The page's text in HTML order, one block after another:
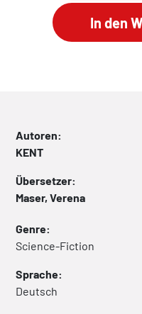
Autoren:
KENT
Übersetzer:
Maser, Verena
Genre:
Science-Fiction
Sprache:
Deutsch